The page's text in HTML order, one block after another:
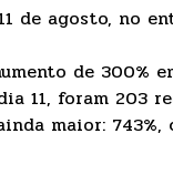
de agosto, no
de 300%
11, foram 203
maior: 743%,